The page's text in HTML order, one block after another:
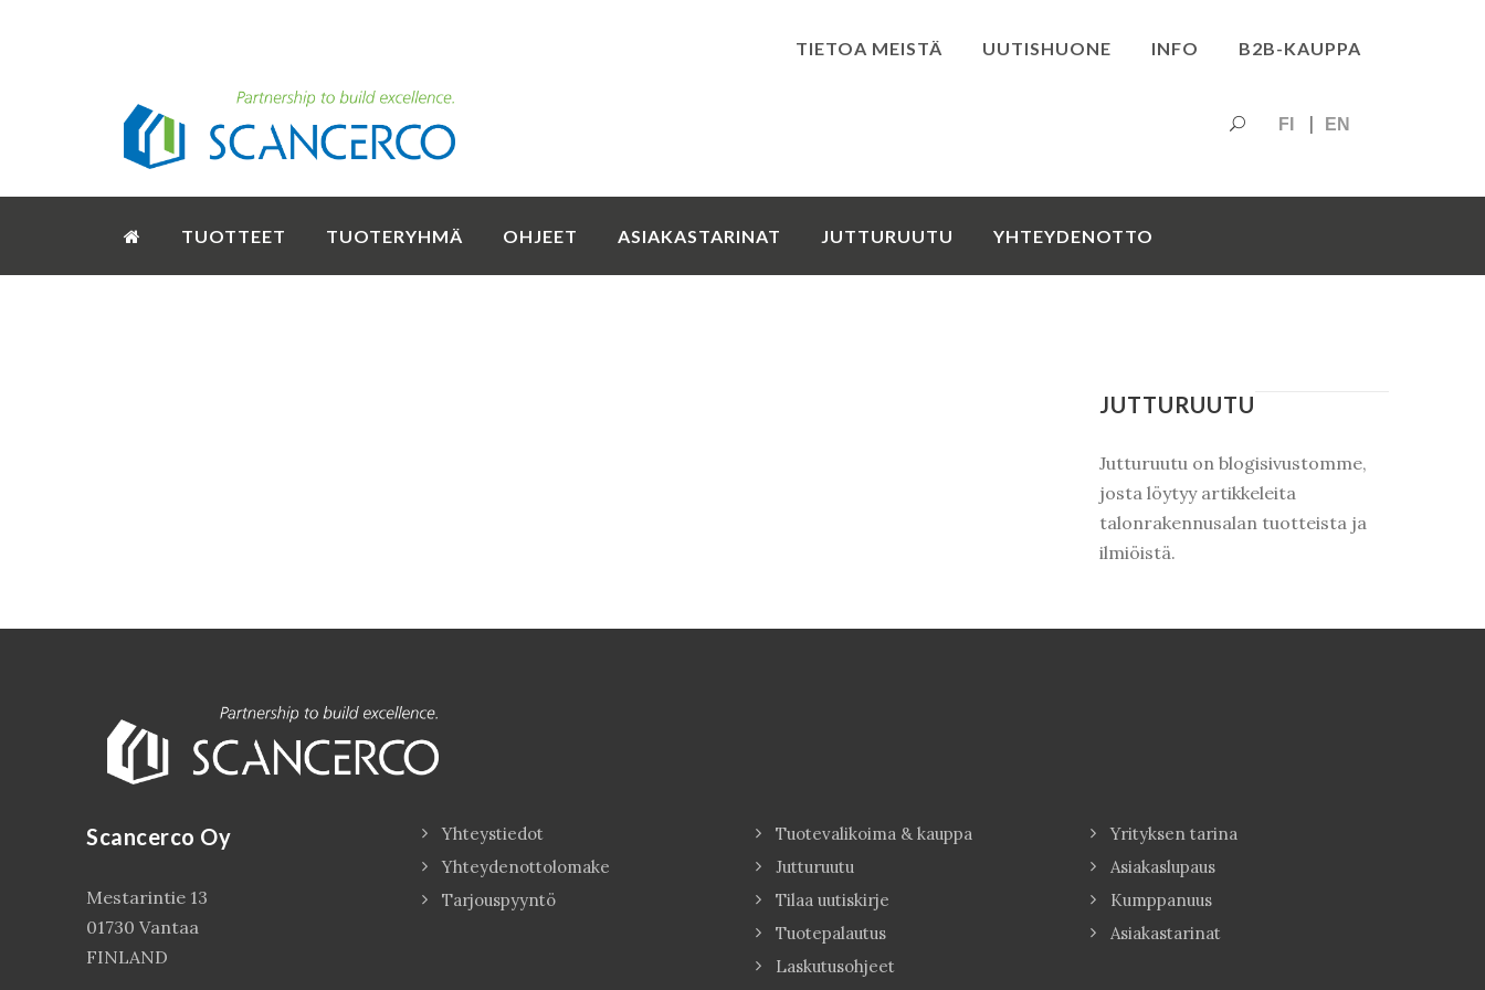
TIETOA MEISTÄ UUTISHUONE INFO B2B-KAUPPA
FI EN
TUOTTEET TUOTERYHMÄ OHJEET ASIAKASTARINAT JUTTURUUTU YHTEYDENOTTO
JUTTURUUTU
Jutturuutu on blogisivustomme,
josta löytyy artikkeleita
talonrakennusalan tuotteista ja
ilmiöistä.
Scancerco Oy
Mestarintie 13
01730 Vantaa
FINLAND
Yhteystiedot
Yhteydenottolomake
Tarjouspyyntö
Tuotevalikoima & kauppa
Jutturuutu
Tilaa uutiskirje
Tuotepalautus
Laskutusohjeet
Yrityksen tarina
Asiakaslupaus
Kumppanuus
Asiakastarinat